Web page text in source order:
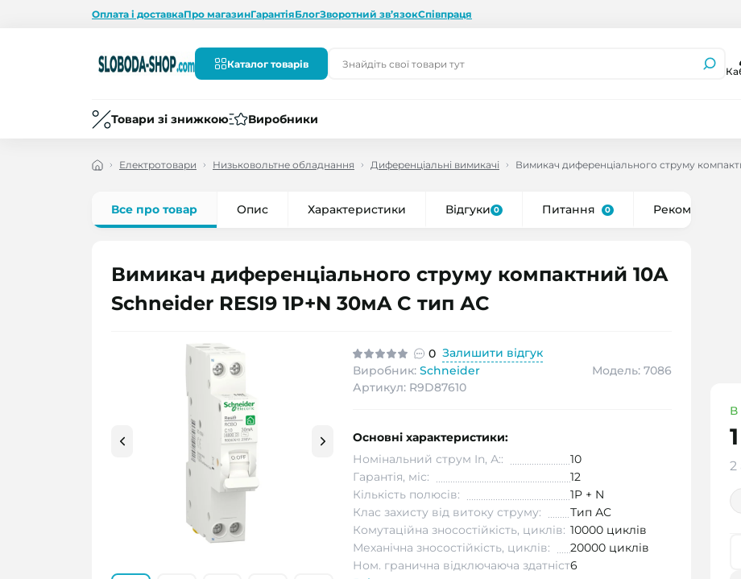
Оплата і доставкаПро магазинГарантіяБлогЗворотний зв’язокСпівпраця
Каталог товарів
Товари зі знижкою Виробники
Електротовари Низьковольтне обладнання Диференціальні вимикачі Вимикач диференціального струму
Все про товар Опис Характеристики Відгуки 0 Питання 0 Рекомендуємо
Вимикач диференціального струму компактний 10A
Schneider RESI9 1P+N 30мA C тип АC
0 Залишити відгук
Виробник: Schneider
Модель: 7086
Артикул: R9D87610
В
2
Основні характеристики:
Номінальний струм In, А::
10
Гарантія, міс:
12
Кількість полюсів:
1P + N
Клас захисту від витоку струму:
Тип АC
Комутаційна зносостійкість, циклів: 10000 циклів
Механічна зносостійкість, циклів:
20000 циклів
Ном. гранична відключаюча здатність Icu, кА:
6